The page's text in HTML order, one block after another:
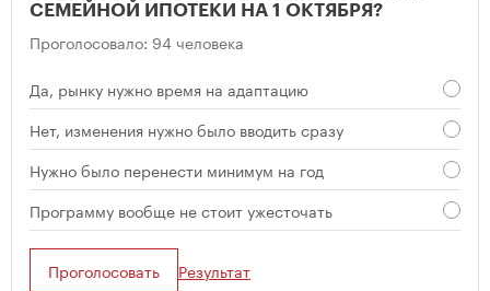
СЕМЕЙНОЙ ИПОТЕКИ НА 1 ОКТЯБРЯ?
Проголосовало: 94 человека
Да, рынку нужно время на адаптацию
Нет, изменения нужно было вводить сразу
Нужно было перенести минимум на год
Программу вообще не стоит ужесточать
Проголосовать Результат